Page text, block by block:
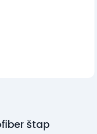
štap